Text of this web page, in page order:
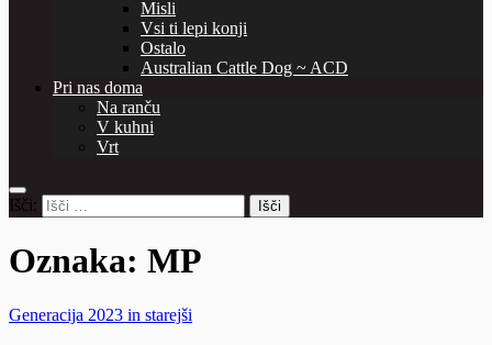
Misli
Vsi ti lepi konji
Ostalo
Australian Cattle Dog ~ ACD
Pri nas doma
Na ranču
V kuhni
Vrt
Išči:
Oznaka: MP
Generacija 2023 in starejši